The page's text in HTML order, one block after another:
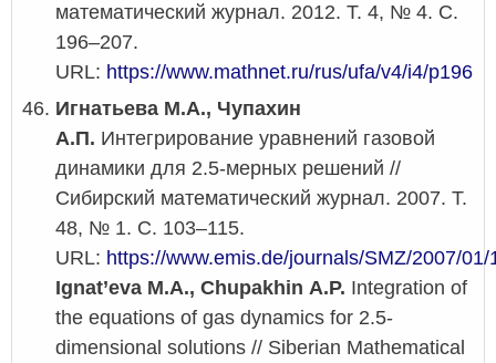
математический журнал. 2012. Т. 4, № 4. С.
196–207.
URL: https://www.mathnet.ru/rus/ufa/v4/i4/p196
Игнатьева М.А., Чупахин
А.П. Интегрирование уравнений газовой
динамики для 2.5-мерных решений //
Сибирский математический журнал. 2007. Т.
48, № 1. С. 103–115.
URL: https://www.emis.de/journals/SMZ/2007/01/
Ignat’eva M.A., Chupakhin A.P. Integration of
the equations of gas dynamics for 2.5-
dimensional solutions // Siberian Mathematical